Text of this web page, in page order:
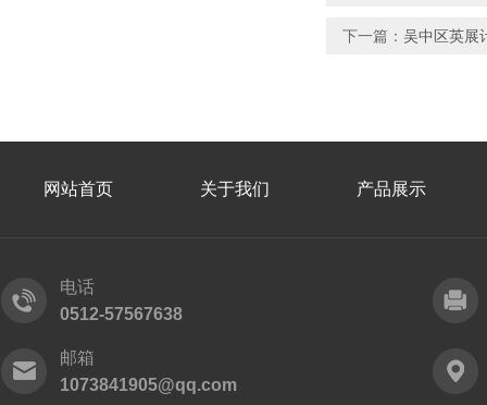
下一篇： 吴中区英展
网站首页 关于我们 产品展示
电话
0512-57567638
邮箱
1073841905@qq.com